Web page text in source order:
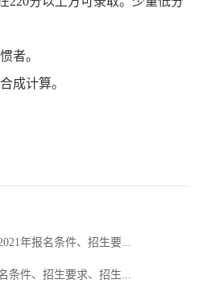
者。
成计算。
年报名条件、招生要...
条件、招生要求、招生...